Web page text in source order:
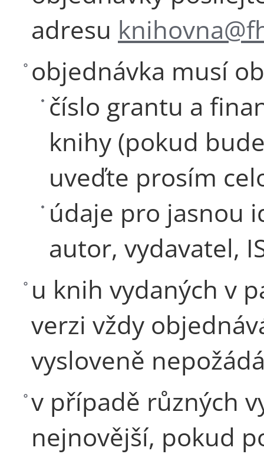
adresu
objednávka musí
číslo grantu a
knihy (pokud
uveďte prosím
údaje pro jasnou
autor, vydavatel,
u knih vydaných v
verzi vždy
vysloveně
v případě různých
nejnovější, pokud